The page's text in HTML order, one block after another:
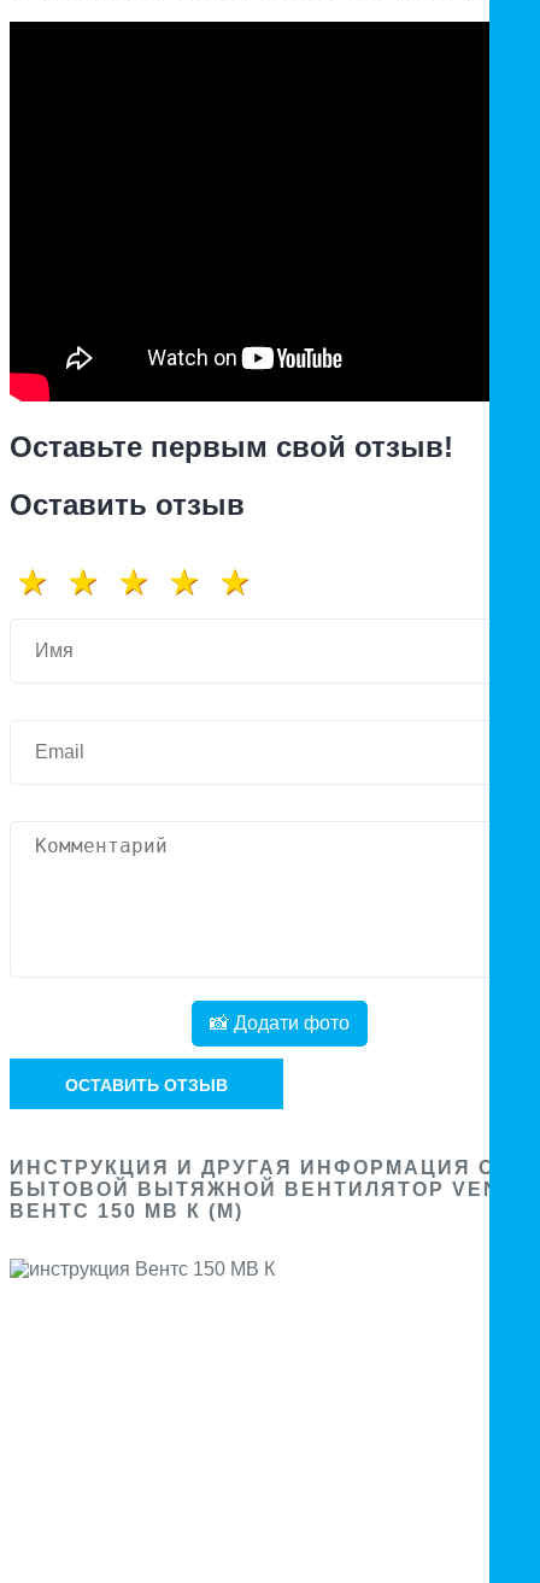
Оставьте первым свой отзыв!
Оставить отзыв
📸 Додати фото
ОСТАВИТЬ ОТЗЫВ
ИНСТРУКЦИЯ И ДРУГАЯ ИНФОРМАЦИЯ О
БЫТОВОЙ ВЫТЯЖНОЙ ВЕНТИЛЯТОР VENTS
ВЕНТС 150 МВ К (М)